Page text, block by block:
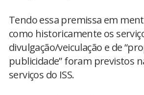
Tendo essa premissa em
como historicamente os
divulgação/veiculação e de
publicidade” foram previstos
serviços do ISS.